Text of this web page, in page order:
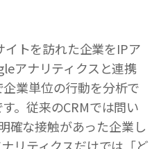
イトを訪れた企業をIPア
アナリティクスと連携
業単位の行動を分析で
。従来のCRMでは問い
確な接触があった企業し